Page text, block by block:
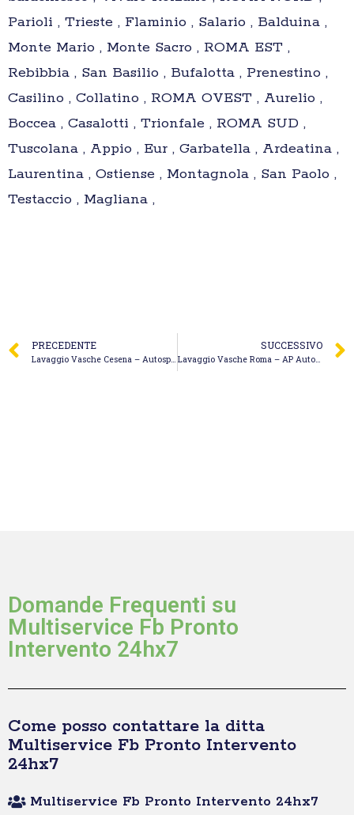
Parioli , Trieste , Flaminio , Salario , Balduina ,
Monte Mario , Monte Sacro , ROMA EST ,
Rebibbia , San Basilio , Bufalotta , Prenestino ,
Casilino , Collatino , ROMA OVEST , Aurelio ,
Boccea , Casalotti , Trionfale , ROMA SUD ,
Tuscolana , Appio , Eur , Garbatella , Ardeatina ,
Laurentina , Ostiense , Montagnola , San Paolo ,
Testaccio , Magliana ,
PRECEDENTE
Lavaggio Vasche Cesena – Autospurghi Cesena di Irimia Marin
SUCCESSIVO
Lavaggio Vasche Roma – AP Autospurgo & Stappaggi Roma
Domande Frequenti su
Multiservice Fb Pronto
Intervento 24hx7
Come posso contattare la ditta
Multiservice Fb Pronto Intervento
24hx7
Multiservice Fb Pronto Intervento 24hx7